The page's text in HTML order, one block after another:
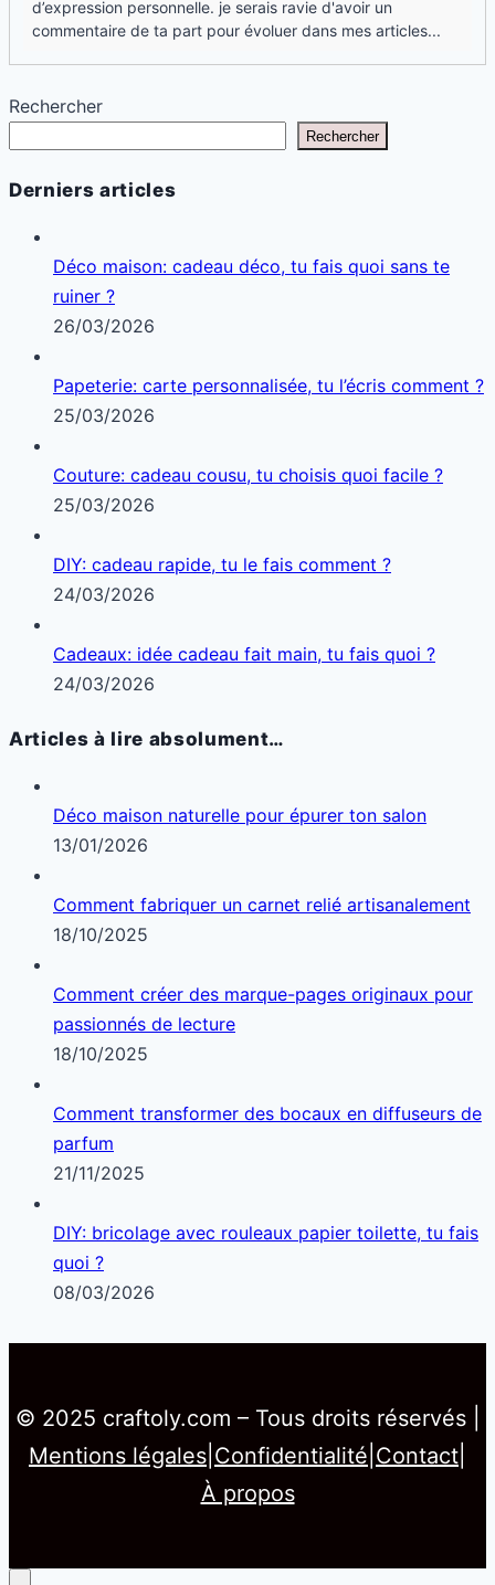
d’expression personnelle. je serais ravie d'avoir un
commentaire de ta part pour évoluer dans mes articles...
Rechercher
Rechercher
Derniers articles
Déco maison: cadeau déco, tu fais quoi sans te
ruiner ?
26/03/2026
Papeterie: carte personnalisée, tu l’écris comment ?
25/03/2026
Couture: cadeau cousu, tu choisis quoi facile ?
25/03/2026
DIY: cadeau rapide, tu le fais comment ?
24/03/2026
Cadeaux: idée cadeau fait main, tu fais quoi ?
24/03/2026
Articles à lire absolument…
Déco maison naturelle pour épurer ton salon
13/01/2026
Comment fabriquer un carnet relié artisanalement
18/10/2025
Comment créer des marque-pages originaux pour
passionnés de lecture
18/10/2025
Comment transformer des bocaux en diffuseurs de
parfum
21/11/2025
DIY: bricolage avec rouleaux papier toilette, tu fais
quoi ?
08/03/2026
© 2025 craftoly.com – Tous droits réservés |
Mentions légales Confidentialité Contact
À propos